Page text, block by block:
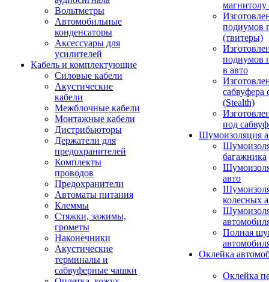
Вольтметры
Автомобильные
конденсаторы
Аксессуары для
усилителей
Кабель и комплектующие
Силовые кабели
Акустические
кабели
Межблочные кабели
Монтажные кабели
Дистрибьюторы
Держатели для
предохранителей
Комплекты
проводов
Предохранители
Автоматы питания
Клеммы
Стяжки, зажимы,
грометы
Наконечники
Акустические
терминалы и
сабвуферные чашки
подиумов
(твитеры)
подиумов
в авто
сабвуфера
(Stealth)
под
Шумоизоляция
багажника
авто
колесных
Полная
Оклейка
Оклейка